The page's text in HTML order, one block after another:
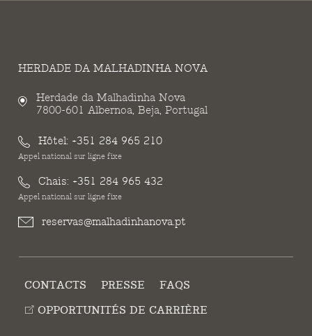
HERDADE DA MALHADINHA NOVA
Herdade da Malhadinha Nova
7800-601 Albernoa, Beja, Portugal
Hôtel: +351 284 965 210
Appel national sur ligne fixe
Chais: +351 284 965 432
Appel national sur ligne fixe
reservas@malhadinhanova.pt
CONTACTS PRESSE
FAQS
OPPORTUNITÉS DE CARRIÈRE